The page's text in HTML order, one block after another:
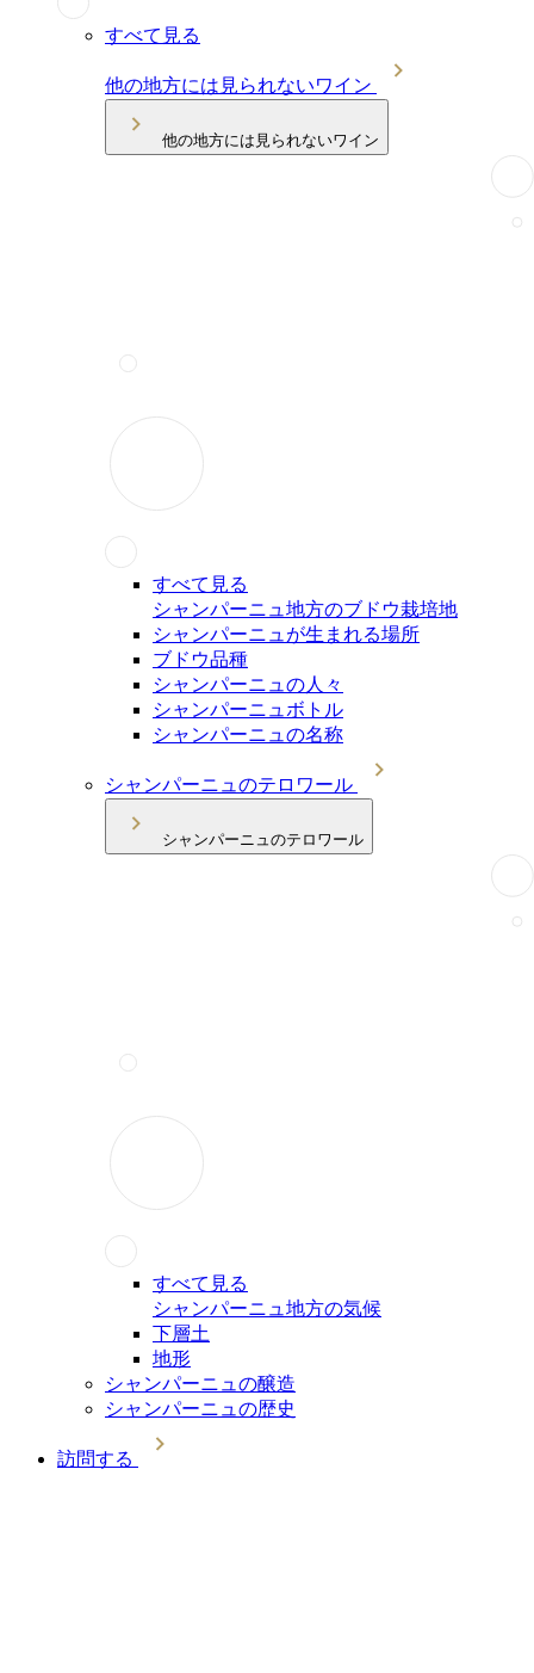
すべて見る
他の地方には見られないワイン
他の地方には見られないワイン
すべて見る
シャンパーニュ地方のブドウ栽培地
シャンパーニュが生まれる場所
ブドウ品種
シャンパーニュの人々
シャンパーニュボトル
シャンパーニュの名称
シャンパーニュのテロワール
シャンパーニュのテロワール
すべて見る
シャンパーニュ地方の気候
下層土
地形
シャンパーニュの醸造
シャンパーニュの歴史
訪問する